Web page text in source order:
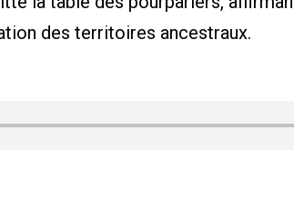
des territoires ancestraux.